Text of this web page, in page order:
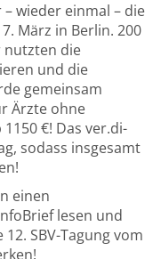
wieder einmal – die
März in Berlin. 200
nutzten die
und die
gemeinsam
Ärzte ohne
€! Das ver.di-
sodass insgesamt
einen
lesen und
SBV-Tagung vom